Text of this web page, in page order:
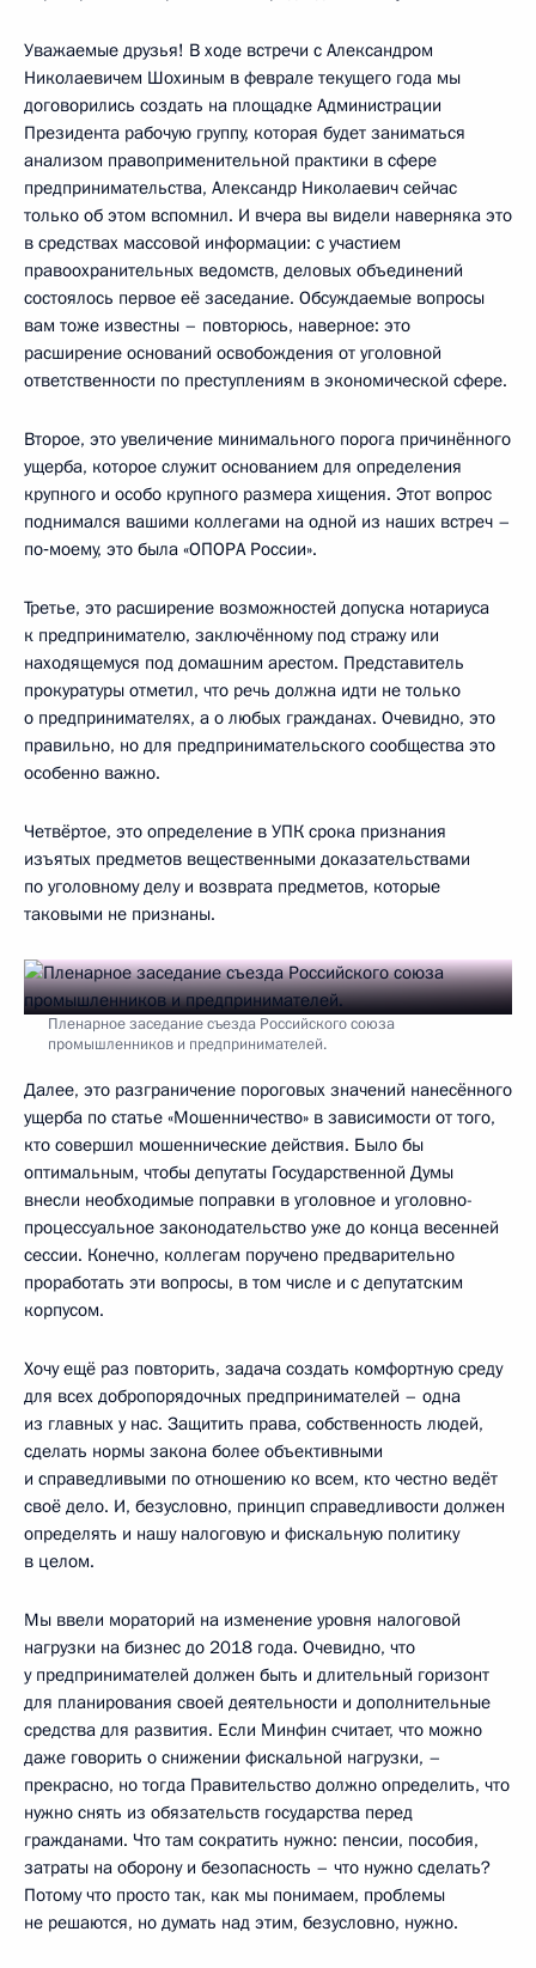
Уважаемые друзья! В ходе встречи с Александром
Николаевичем Шохиным в феврале текущего года мы
договорились создать на площадке Администрации
Президента рабочую группу, которая будет заниматься
анализом правоприменительной практики в сфере
предпринимательства, Александр Николаевич сейчас
только об этом вспомнил. И вчера вы видели наверняка это
в средствах массовой информации: с участием
правоохранительных ведомств, деловых объединений
состоялось первое её заседание. Обсуждаемые вопросы
вам тоже известны – повторюсь, наверное: это
расширение оснований освобождения от уголовной
ответственности по преступлениям в экономической сфере.
Второе, это увеличение минимального порога причинённого
ущерба, которое служит основанием для определения
крупного и особо крупного размера хищения. Этот вопрос
поднимался вашими коллегами на одной из наших встреч –
по‑моему, это была «ОПОРА России».
Третье, это расширение возможностей допуска нотариуса
к предпринимателю, заключённому под стражу или
находящемуся под домашним арестом. Представитель
прокуратуры отметил, что речь должна идти не только
о предпринимателях, а о любых гражданах. Очевидно, это
правильно, но для предпринимательского сообщества это
особенно важно.
Четвёртое, это определение в УПК срока признания
изъятых предметов вещественными доказательствами
по уголовному делу и возврата предметов, которые
таковыми не признаны.
Пленарное заседание съезда Российского союза
промышленников и предпринимателей.
Далее, это разграничение пороговых значений нанесённого
ущерба по статье «Мошенничество» в зависимости от того,
кто совершил мошеннические действия. Было бы
оптимальным, чтобы депутаты Государственной Думы
внесли необходимые поправки в уголовное и уголовно-
процессуальное законодательство уже до конца весенней
сессии. Конечно, коллегам поручено предварительно
проработать эти вопросы, в том числе и с депутатским
корпусом.
Хочу ещё раз повторить, задача создать комфортную среду
для всех добропорядочных предпринимателей – одна
из главных у нас. Защитить права, собственность людей,
сделать нормы закона более объективными
и справедливыми по отношению ко всем, кто честно ведёт
своё дело. И, безусловно, принцип справедливости должен
определять и нашу налоговую и фискальную политику
в целом.
Мы ввели мораторий на изменение уровня налоговой
нагрузки на бизнес до 2018 года. Очевидно, что
у предпринимателей должен быть и длительный горизонт
для планирования своей деятельности и дополнительные
средства для развития. Если Минфин считает, что можно
даже говорить о снижении фискальной нагрузки, –
прекрасно, но тогда Правительство должно определить, что
нужно снять из обязательств государства перед
гражданами. Что там сократить нужно: пенсии, пособия,
затраты на оборону и безопасность – что нужно сделать?
Потому что просто так, как мы понимаем, проблемы
не решаются, но думать над этим, безусловно, нужно.